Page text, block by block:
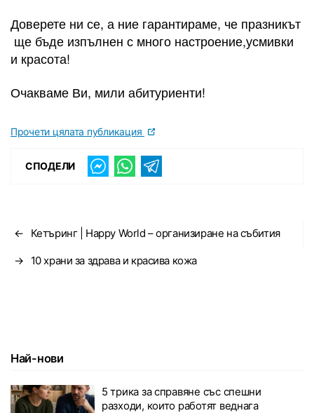
Доверете ни се, а ние гарантираме, че празникът
ще бъде изпълнен с много настроение,усмивки
и красота!
Очакваме Ви, мили абитуриенти!
Прочети цялата публикация
СПОДЕЛИ
← Кетъринг | Happy World – организиране на събития
→ 10 храни за здрава и красива кожа
Най-нови
5 трика за справяне със спешни
разходи, които работят веднага